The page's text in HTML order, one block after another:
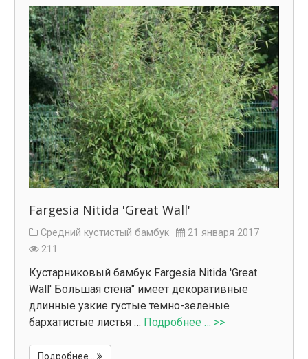
Fargesia Nitida 'Great Wall'
Средний кустистый бамбук
21 января 2017
211
Кустарниковый бамбук Fargesia Nitida 'Great
Wall' Большая стена" имеет декоративные
длинные узкие густые темно-зеленые
бархатистые листья … Подробнее … >>
Подробнее...